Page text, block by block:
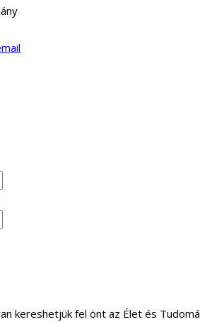
kereshetjük fel önt az Élet és